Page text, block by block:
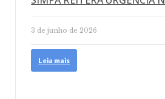
3 de junho de 2026
Leia mais